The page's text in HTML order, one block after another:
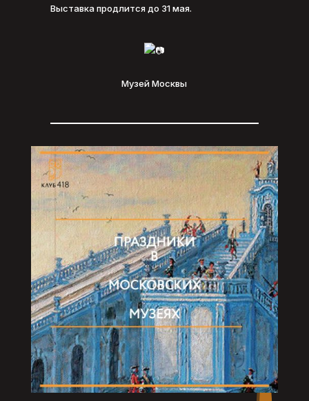
Выставка продлится до 31 мая.
Музей Москвы